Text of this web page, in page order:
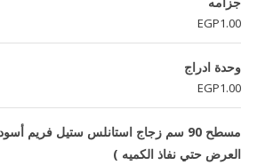
EGP1.00
وحدة ادراج
EGP1.00
مسطح 90 سم زجاج استانلس ستيل فريم
العرض حتي نفاذ الكميه )